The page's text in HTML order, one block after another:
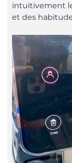
intuitivement
et des